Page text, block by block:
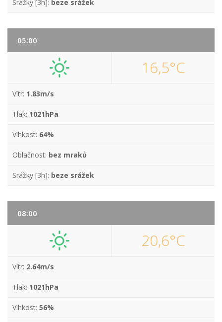
Srážky [3h]: beze srážek
05:00
16,5°C
Vítr: 1.83m/s
Tlak: 1021hPa
Vlhkost: 64%
Oblačnost: bez mraků
Srážky [3h]: beze srážek
08:00
20,6°C
Vítr: 2.64m/s
Tlak: 1021hPa
Vlhkost: 56%